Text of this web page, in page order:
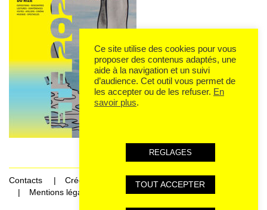
Contacts
Crédits
Mentions légales et données personnelles
Ce site utilise des cookies pour vous
proposer des contenus adaptés, une
aide à la navigation et un suivi
d’audience. Cet outil vous permet de
les accepter ou de les refuser. En
savoir plus.
REGLAGES
TOUT ACCEPTER